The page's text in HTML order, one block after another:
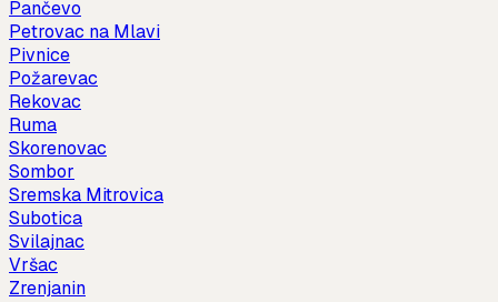
Pančevo
Petrovac na Mlavi
Pivnice
Požarevac
Rekovac
Ruma
Skorenovac
Sombor
Sremska Mitrovica
Subotica
Svilajnac
Vršac
Zrenjanin